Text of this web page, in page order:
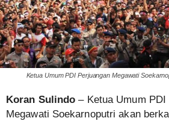
Ketua Umum PDI Perjuangan Megawati
Koran Sulindo – Ketua Umum PDI
Megawati Soekarnoputri akan